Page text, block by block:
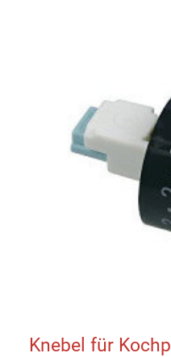
Knebel für